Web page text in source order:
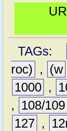
TAGs:
roc)
, (w
1000 ,
,
108/109
127 ,